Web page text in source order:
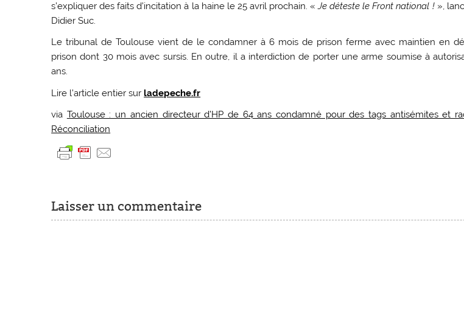
s’expliquer des faits d’incitation à la haine le 25 avril prochain. «Je déteste le Front national !»,
Didier Suc.
Le tribunal de Toulouse vient de le condamner à 6 mois de prison ferme avec maintien en
prison dont 30 mois avec sursis. En outre, il a interdiction de porter une arme soumise à
ans.
Lire l’article entier surladepeche.fr
via Toulouse : un ancien directeur d’HP de 64 ans condamné pour des tags antisémites et
Réconciliation
Laisser un commentaire